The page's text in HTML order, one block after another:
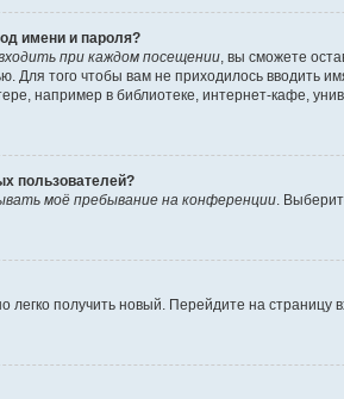
имени и пароля?
при каждом посещении , вы сможете
Для того чтобы вам не приходилось
например в библиотеке, интернет-кафе,
пользователей?
моё пребывание на конференции .
легко получить новый. Перейдите на